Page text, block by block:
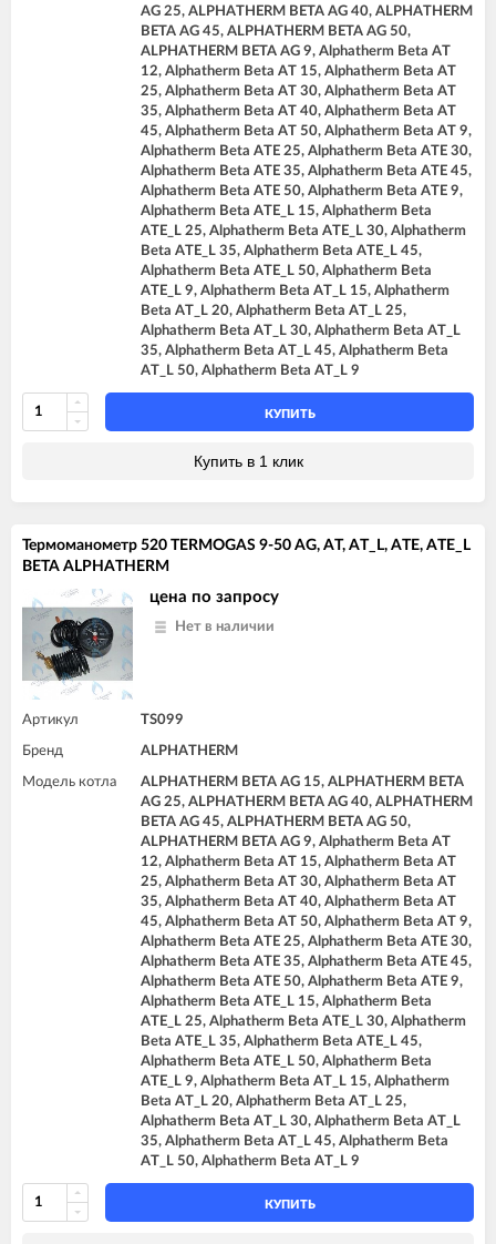
AG 25, ALPHATHERM BETA AG 40, ALPHATHERM
BETA AG 45, ALPHATHERM BETA AG 50,
ALPHATHERM BETA AG 9, Alphatherm Beta AT
12, Alphatherm Beta AT 15, Alphatherm Beta AT
25, Alphatherm Beta AT 30, Alphatherm Beta AT
35, Alphatherm Beta AT 40, Alphatherm Beta AT
45, Alphatherm Beta AT 50, Alphatherm Beta AT 9,
Alphatherm Beta ATE 25, Alphatherm Beta ATE 30,
Alphatherm Beta ATE 35, Alphatherm Beta ATE 45,
Alphatherm Beta ATE 50, Alphatherm Beta ATE 9,
Alphatherm Beta ATE_L 15, Alphatherm Beta
ATE_L 25, Alphatherm Beta ATE_L 30, Alphatherm
Beta ATE_L 35, Alphatherm Beta ATE_L 45,
Alphatherm Beta ATE_L 50, Alphatherm Beta
ATE_L 9, Alphatherm Beta AT_L 15, Alphatherm
Beta AT_L 20, Alphatherm Beta AT_L 25,
Alphatherm Beta AT_L 30, Alphatherm Beta AT_L
35, Alphatherm Beta AT_L 45, Alphatherm Beta
AT_L 50, Alphatherm Beta AT_L 9
КУПИТЬ
Купить в 1 клик
Термоманометр 520 TERMOGAS 9-50 AG, AT, AT_L, ATE, ATE_L
BETA ALPHATHERM
цена по запросу
Нет в наличии
Артикул TS099
Бренд ALPHATHERM
Модель котла
ALPHATHERM BETA AG 15, ALPHATHERM BETA
AG 25, ALPHATHERM BETA AG 40, ALPHATHERM
BETA AG 45, ALPHATHERM BETA AG 50,
ALPHATHERM BETA AG 9, Alphatherm Beta AT
12, Alphatherm Beta AT 15, Alphatherm Beta AT
25, Alphatherm Beta AT 30, Alphatherm Beta AT
35, Alphatherm Beta AT 40, Alphatherm Beta AT
45, Alphatherm Beta AT 50, Alphatherm Beta AT 9,
Alphatherm Beta ATE 25, Alphatherm Beta ATE 30,
Alphatherm Beta ATE 35, Alphatherm Beta ATE 45,
Alphatherm Beta ATE 50, Alphatherm Beta ATE 9,
Alphatherm Beta ATE_L 15, Alphatherm Beta
ATE_L 25, Alphatherm Beta ATE_L 30, Alphatherm
Beta ATE_L 35, Alphatherm Beta ATE_L 45,
Alphatherm Beta ATE_L 50, Alphatherm Beta
ATE_L 9, Alphatherm Beta AT_L 15, Alphatherm
Beta AT_L 20, Alphatherm Beta AT_L 25,
Alphatherm Beta AT_L 30, Alphatherm Beta AT_L
35, Alphatherm Beta AT_L 45, Alphatherm Beta
AT_L 50, Alphatherm Beta AT_L 9
КУПИТЬ